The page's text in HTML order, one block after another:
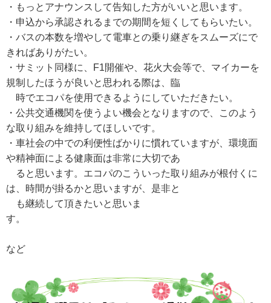
・もっとアナウンスして告知した方がいいと思います。
・申込から承認されるまでの期間を短くしてもらいたい。
・バスの本数を増やして電車との乗り継ぎをスムーズにで
きればありがたい。
・サミット同様に、F1開催や、花火大会等で、マイカーを
規制したほうが良いと思われる際は、臨
時でエコパを使用できるようにしていただきたい。
・公共交通機関を使うよい機会となりますので、このよう
な取り組みを維持してほしいです。
・車社会の中での利便性ばかりに慣れていますが、環境面
や精神面による健康面は非常に大切であ
ると思います。エコパのこういった取り組みが根付くに
は、時間が掛るかと思いますが、是非と
も継続して頂きたいと思いま
す
など